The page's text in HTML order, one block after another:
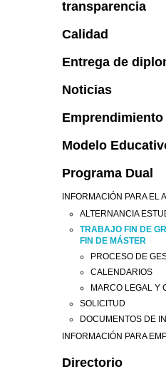
transparencia
Calidad
Entrega de
Noticias
Modelo
Programa Dual
INFORMACIÓN PARA EL
ALTERNANCIA
TRABAJO FIN DE
FIN DE MÁSTER
PROCESO DE
CALENDARIOS
MARCO LEGAL Y
SOLICITUD
DOCUMENTOS DE
INFORMACIÓN PARA
Directorio